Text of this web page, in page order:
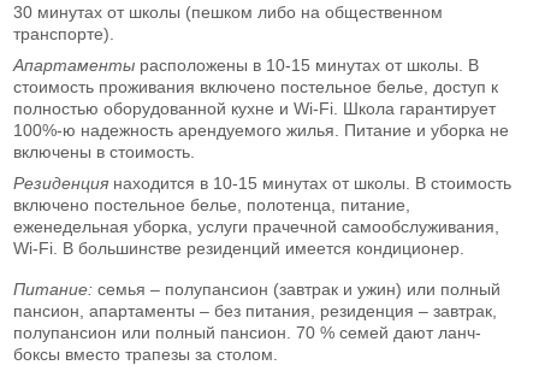
30 минутах от школы (пешком либо на общественном
транспорте).
Апартаменты расположены в 10-15 минутах от школы. В
стоимость проживания включено постельное белье, доступ к
полностью оборудованной кухне и Wi-Fi. Школа гарантирует
100%-ю надежность арендуемого жилья. Питание и уборка не
включены в стоимость.
Резиденция находится в 10-15 минутах от школы. В стоимость
включено постельное белье, полотенца, питание,
еженедельная уборка, услуги прачечной самообслуживания,
Wi-Fi. В большинстве резиденций имеется кондиционер.
Питание: семья – полупансион (завтрак и ужин) или полный
пансион, апартаменты – без питания, резиденция – завтрак,
полупансион или полный пансион. 70 % семей дают ланч-
боксы вместо трапезы за столом.